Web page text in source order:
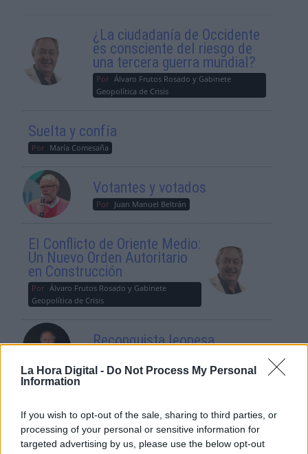
La Hora Digital - Do Not Process My Personal
Information
If you wish to opt-out of the sale, sharing to third parties, or
processing of your personal or sensitive information for
targeted advertising by us, please use the below opt-out
¿La ciudadanía de Occidente
es consciente del riesgo de
una tercera guerra mundial?
Por Álvaro Frutos Rosado y Gabinete
Geopolítica de Crisis
Suelta y confía
Por María Comesaña
Votantes y votados
Por Juan Manuel Beltrán
El Conflicto de Oriente Medio:
Un Nuevo Orden Autoritario
en Construcción
Por Álvaro Frutos Rosado y Gabinete
Geopolítica de Crisis
Reconquista leonesa
mi pesadilla
Por María Pérez Herrero